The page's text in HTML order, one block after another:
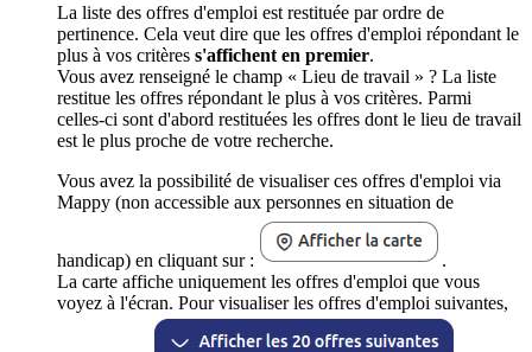
La liste des offres d'emploi est restituée par ordre de
pertinence. Cela veut dire que les offres d'emploi répondant le
plus à vos critères s'affichent en premier.
Vous avez renseigné le champ « Lieu de travail » ? La liste
restitue les offres répondant le plus à vos critères. Parmi
celles-ci sont d'abord restituées les offres dont le lieu de travail
est le plus proche de votre recherche.
Vous avez la possibilité de visualiser ces offres d'emploi via
Mappy (non accessible aux personnes en situation de
handicap) en cliquant sur :
.
La carte affiche uniquement les offres d'emploi que vous
voyez à l'écran. Pour visualiser les offres d'emploi suivantes,